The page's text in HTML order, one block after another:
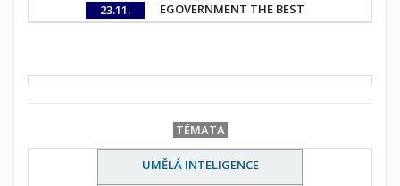
23.11.
EGOVERNMENT THE BEST
TÉMATA
UMĚLÁ INTELIGENCE